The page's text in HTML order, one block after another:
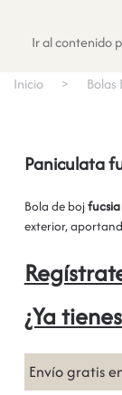
Ir al contenido
Inicio Bolas
Paniculata
Bola de boj
exterior,
¿Ya
Envío gratis